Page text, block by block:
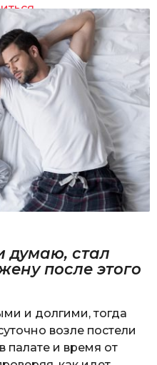
думаю, стал
после этого
и долгими, тогда
возле постели
палате и время от